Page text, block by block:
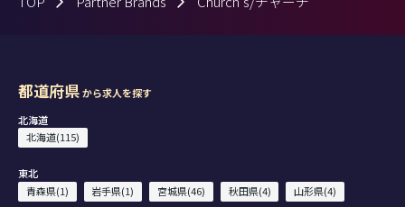
都道府県から求人を探す
北海道
北海道(115)
東北
青森県(1)
岩手県(1) 宮城県(46) 秋田県(4)
山形県(4)